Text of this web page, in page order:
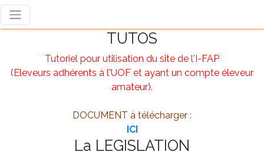
TUTOS
Tutoriel pour utilisation du site de l'I-FAP
(Eleveurs adhérents à l'UOF et ayant un compte éleveur
amateur).
DOCUMENT à télécharger :
ICI
La LEGISLATION